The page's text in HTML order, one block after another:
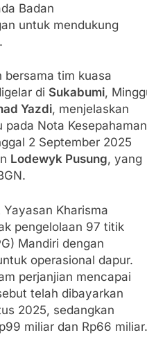
Badan
untuk mendukung
tim kuasa
di Sukabumi,
Yazdi, menjelaskan
Nota Kesepahaman
2 September 2025
Lodewyk Pusung, yang
Kharisma
pengelolaan 97 titik
Mandiri dengan
operasional dapur.
perjanjian mencapai
telah dibayarkan
2025, sedangkan
miliar dan Rp66 miliar.